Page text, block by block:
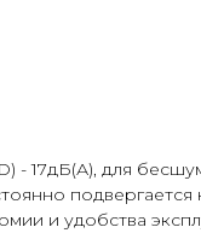
- 17дБ(А), для
и удобства